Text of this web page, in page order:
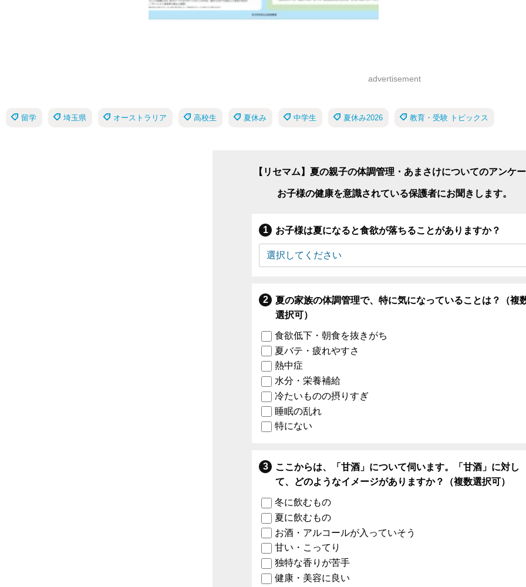
advertisement
留学 埼玉県 オーストラリア 高校生 夏休み 中学生 夏休み2026 教育・受験 トピックス
【リセマム】夏の親子の体調管理・あまさけについてのアンケ
お子様の健康を意識されている保護者にお聞きします。
お子様は夏になると食欲が落ちることがありますか？
夏の家族の体調管理で、特に気になっていることは？（複
選択可）
食欲低下・朝食を抜きがち
夏バテ・疲れやすさ
熱中症
水分・栄養補給
冷たいものの摂りすぎ
睡眠の乱れ
特にない
ここからは、「甘酒」について伺います。「甘酒」に対し
て、どのようなイメージがありますか？（複数選択可）
冬に飲むもの
夏に飲むもの
お酒・アルコールが入っていそう
甘い・こってり
独特な香りが苦手
健康・美容に良い